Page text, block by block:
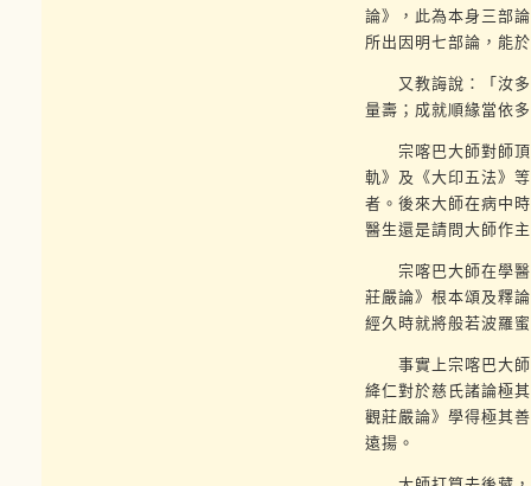
論》，此為本身三部
所出因明七部論，能
又教誨說：「汝多
量壽；成就順緣當依
宗喀巴大師對師頂
軌》及《大印五法》
者。後來大師在病中
醫生還是請問大師作
宗喀巴大師在學醫
莊嚴論》根本頌及釋
經久時就將般若波羅
事實上宗喀巴大師
絳仁對於慈氏諸論極
觀莊嚴論》學得極其
遠揚。